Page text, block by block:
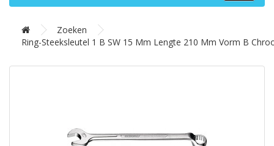
Zoeken
Ring-Steeksleutel 1 B SW 15 Mm Lengte 210 Mm Vorm B